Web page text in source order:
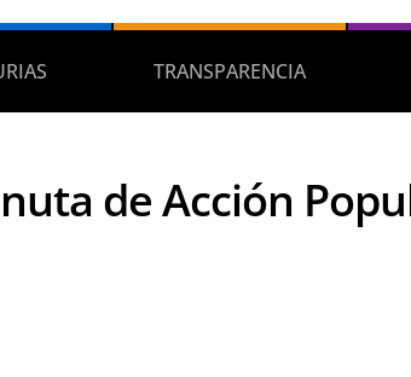
TRANSPARENCIA
de Acción